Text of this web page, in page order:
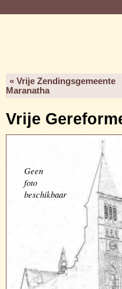
« Vrije Zendingsgemeente
Maranatha
Vrije
Geen
foto
beschikbaar